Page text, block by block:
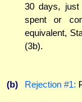
30 days,
spent or
equivalent,
(3b).
(b) Rejection #1: